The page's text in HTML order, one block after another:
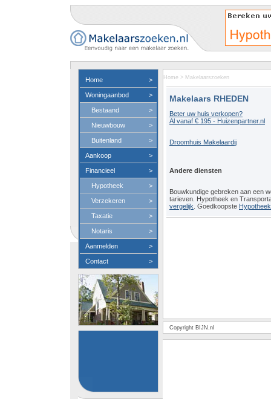
Home >
Woningaanbod >
Bestaand >
Nieuwbouw >
Buitenland >
Aankoop >
Financieel >
Hypotheek >
Verzekeren >
Taxatie >
Notaris >
Aanmelden >
Contact >
Home > Makelaarszoeken
Makelaars RHEDEN
Beter uw huis verkopen?
Al vanaf € 195 - Huizenpartner.nl
Droomhuis Makelaardij
Andere diensten
Bouwkundige gebreken aan een
tarieven. Hypotheek en
vergelijk . Goedkoopste
Copyright BIJN.nl